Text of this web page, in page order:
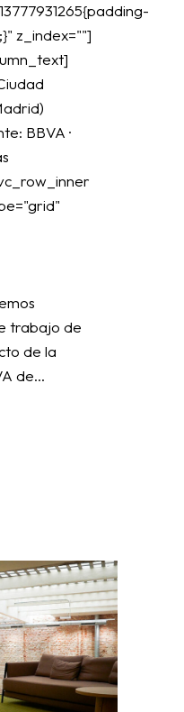
z_index=""]
BBVA ·
trabajo de
de la
de...